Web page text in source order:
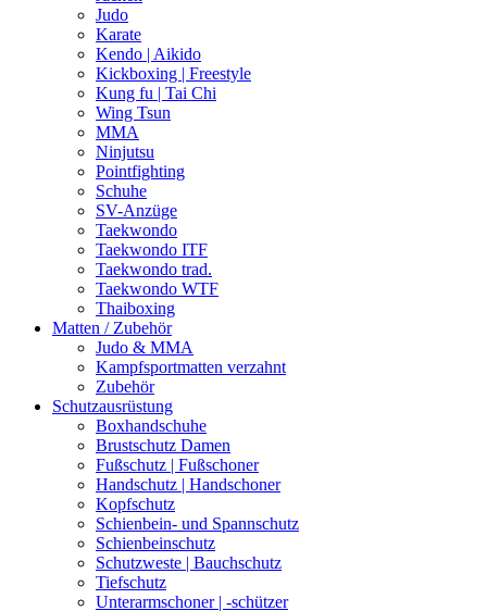
Judo
Karate
Kendo | Aikido
Kickboxing | Freestyle
Kung fu | Tai Chi
Wing Tsun
MMA
Ninjutsu
Pointfighting
Schuhe
SV-Anzüge
Taekwondo
Taekwondo ITF
Taekwondo trad.
Taekwondo WTF
Thaiboxing
Matten / Zubehör
Judo & MMA
Kampfsportmatten verzahnt
Zubehör
Schutzausrüstung
Boxhandschuhe
Brustschutz Damen
Fußschutz | Fußschoner
Handschutz | Handschoner
Kopfschutz
Schienbein- und Spannschutz
Schienbeinschutz
Schutzweste | Bauchschutz
Tiefschutz
Unterarmschoner | -schützer